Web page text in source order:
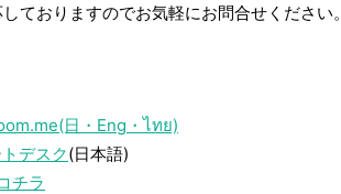
ておりますのでお気軽にお問合せください。
日・Eng・ไทย)
デスク(日本語)
チラ